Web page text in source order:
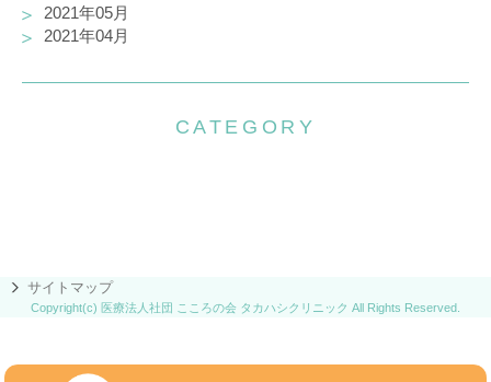
2021年05月
2021年04月
CATEGORY
サイトマップ
Copyright(c) 医療法人社団 こころの会 タカハシクリニック All Rights Reserved.